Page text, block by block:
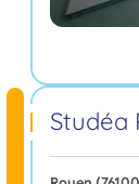
Studéa